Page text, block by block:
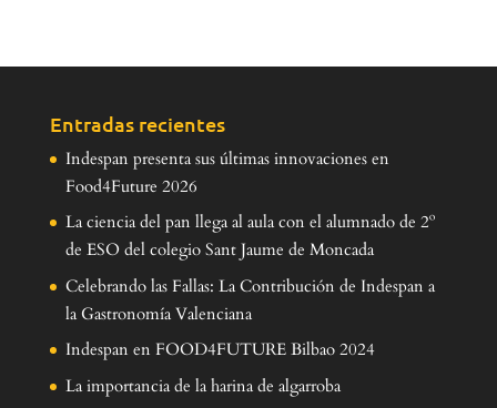
Entradas recientes
Indespan presenta sus últimas innovaciones en
Food4Future 2026
La ciencia del pan llega al aula con el alumnado de 2º
de ESO del colegio Sant Jaume de Moncada
Celebrando las Fallas: La Contribución de Indespan a
la Gastronomía Valenciana
Indespan en FOOD4FUTURE Bilbao 2024
La importancia de la harina de algarroba